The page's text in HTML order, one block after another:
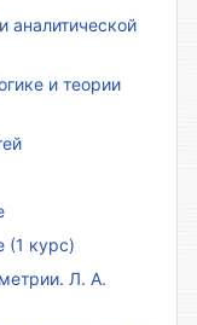
аналитической
и теории
(1 курс)
Л. А.